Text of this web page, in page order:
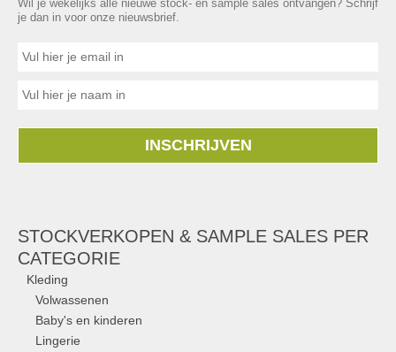
Wil je wekelijks alle nieuwe stock- en sample sales ontvangen? Schrijf
je dan in voor onze nieuwsbrief.
INSCHRIJVEN
STOCKVERKOPEN & SAMPLE SALES PER
CATEGORIE
Kleding
Volwassenen
Baby's en kinderen
Lingerie